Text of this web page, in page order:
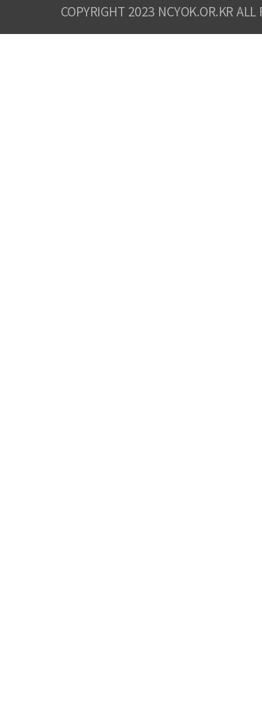
COPYRIGHT 2023 NCYOK.OR.KR ALL